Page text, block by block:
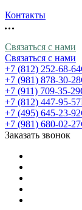
Контакты
Связаться с нами
Связаться с нами
+7 (812) 252-68-64
+7 (981) 878-30-28
+7 (911) 709-35-29
+7 (812) 447-95-57
+7 (495) 645-23-92
+7 (981) 680-02-27
Заказать звонок